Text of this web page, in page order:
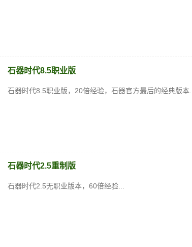
石器时代8.5职业版
石器时代8.5职业版，20倍经验，石器官方最后的经典版本...
石器时代2.5重制版
石器时代2.5无职业版本，60倍经验...